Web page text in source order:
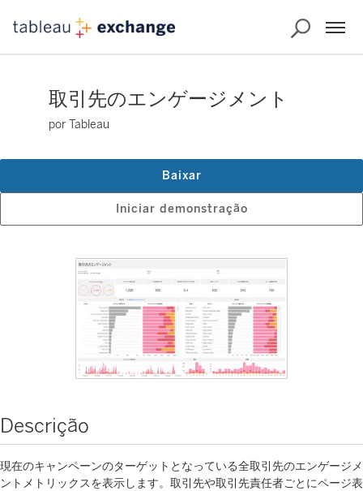
取引先のエンゲージメント
por Tableau
Iniciar demonstração
Baixar
Descrição
現在のキャンペーンのターゲットとなっている全取引先のエンゲージメ
ントメトリックスを表示します。取引先や取引先責任者ごとにページ表